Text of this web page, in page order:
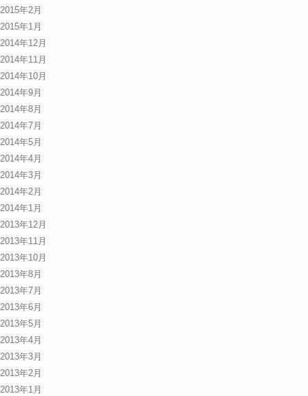
2015年2月
2015年1月
2014年12月
2014年11月
2014年10月
2014年9月
2014年8月
2014年7月
2014年5月
2014年4月
2014年3月
2014年2月
2014年1月
2013年12月
2013年11月
2013年10月
2013年8月
2013年7月
2013年6月
2013年5月
2013年4月
2013年3月
2013年2月
2013年1月